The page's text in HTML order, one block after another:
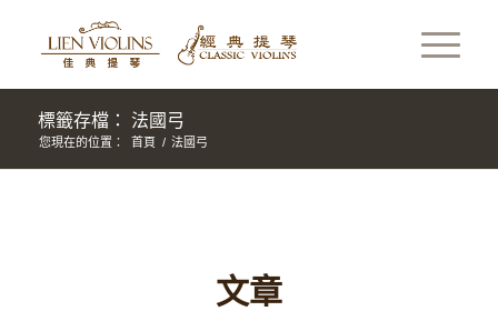
標籤存檔： 法國弓
您現在的位置： 首頁 / 法國弓
文章